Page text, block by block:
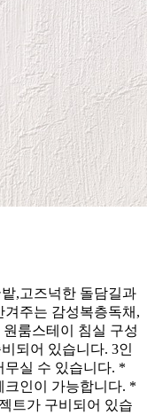
,고즈넉한 돌담길과
주는 감성복층독채,
룸스테이 침실 구성
되어 있습니다. 3인
무실 수 있습니다. *
크인이 가능합니다. *
트가 구비되어 있습